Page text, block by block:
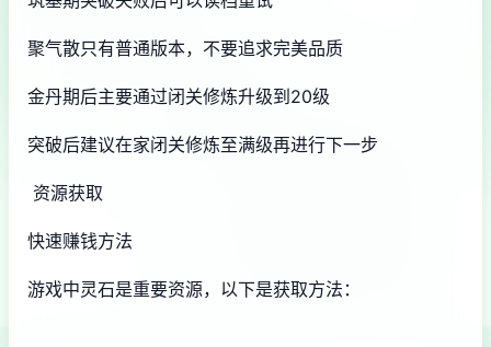
聚气散只有普通版本，不要追求完美品质
金丹期后主要通过闭关修炼升级到20级
突破后建议在家闭关修炼至满级再进行下一步
资源获取
快速赚钱方法
游戏中灵石是重要资源，以下是获取方法：